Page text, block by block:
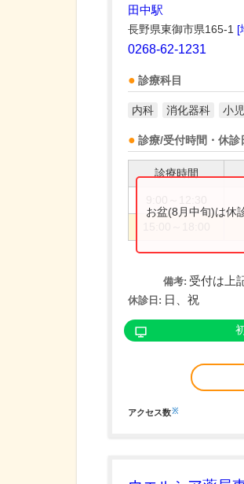
田中駅
長野県東御市県165-1 [
0268-62-1231
診療科目
内科 消化器科 小
診療/受付時間・休診
診療時間
お盆(8月中旬)は休
備考: 受付は上
休診日: 日、祝
アクセス数※